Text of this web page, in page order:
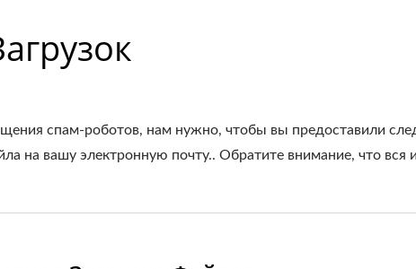
спам-роботов, нам нужно, чтобы вы предоставили
на вашу электронную почту.. Обратите внимание, что